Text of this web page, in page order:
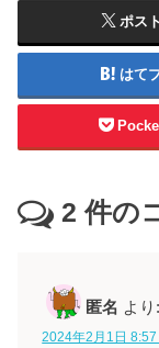
ポスト
はて
2 件の
匿名 より:
2024年2月1日 8:57